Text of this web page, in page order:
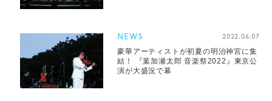
NEWS 2022.06.07
豪華アーティストが初夏の明治神宮に集
結！ 『葉加瀬太郎 音楽祭2022』東京公
演が大盛況で幕